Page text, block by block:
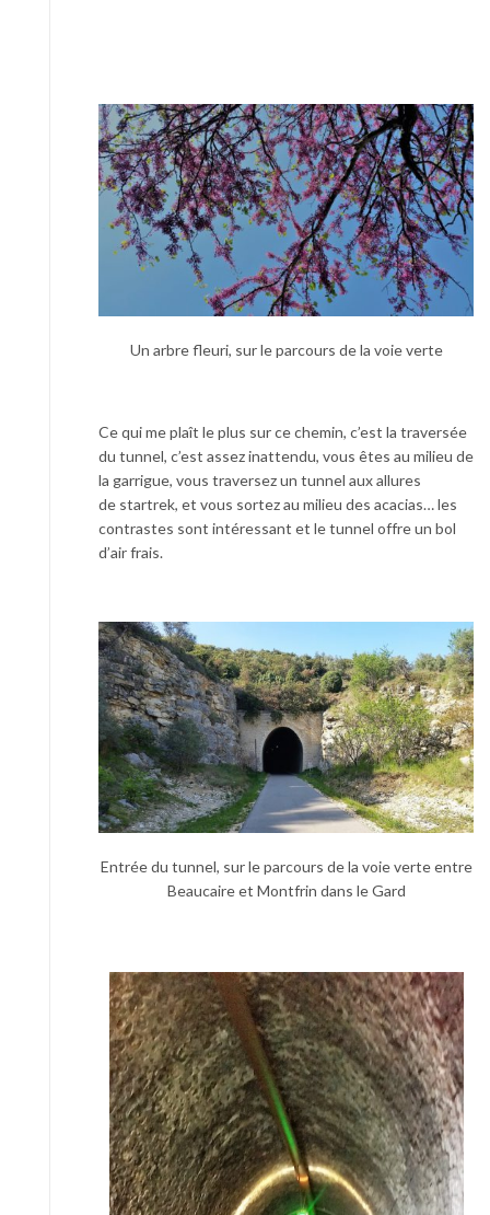
Un arbre fleuri, sur le parcours de la voie verte
Ce qui me plaît le plus sur ce chemin, c’est la traversée
du tunnel, c’est assez inattendu, vous êtes au milieu de
la garrigue, vous traversez un tunnel aux allures
de startrek, et vous sortez au milieu des acacias… les
contrastes sont intéressant et le tunnel offre un bol
d’air frais.
Entrée du tunnel, sur le parcours de la voie verte entre
Beaucaire et Montfrin dans le Gard